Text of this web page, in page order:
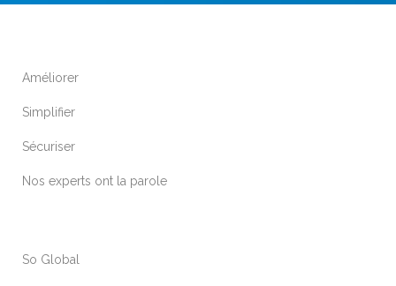
Améliorer
Simplifier
Sécuriser
Nos experts ont la parole
So Global